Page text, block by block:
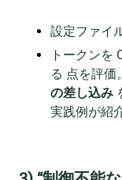
設定ファイ
トークンを
る 点を評価
の差し込み
実践例が紹